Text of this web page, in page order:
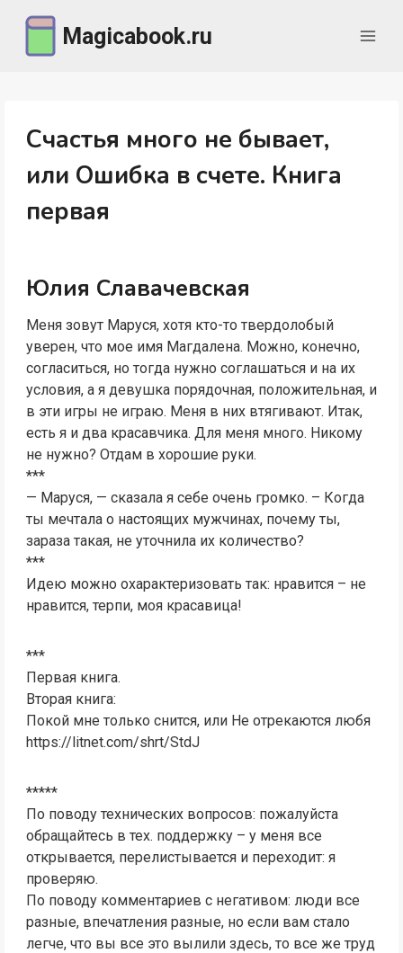
содержимому
Magicabook.ru
Счастья много не бывает,
или Ошибка в счете. Книга
первая
Юлия Славачевская
Меня зовут Маруся, хотя кто-то твердолобый
уверен, что мое имя Магдалена. Можно, конечно,
согласиться, но тогда нужно соглашаться и на их
условия, а я девушка порядочная, положительная, и
в эти игры не играю. Меня в них втягивают. Итак,
есть я и два красавчика. Для меня много. Никому
не нужно? Отдам в хорошие руки.
***
— Маруся, — сказала я себе очень громко. – Когда
ты мечтала о настоящих мужчинах, почему ты,
зараза такая, не уточнила их количество?
***
Идею можно охарактеризовать так: нравится – не
нравится, терпи, моя красавица!
***
Первая книга.
Вторая книга:
Покой мне только снится, или Не отрекаются любя
https://litnet.com/shrt/StdJ
*****
По поводу технических вопросов: пожалуйста
обращайтесь в тех. поддержку – у меня все
открывается, перелистывается и переходит: я
проверяю.
По поводу комментариев с негативом: люди все
разные, впечатления разные, но если вам стало
легче, что вы все это вылили здесь, то все же труд